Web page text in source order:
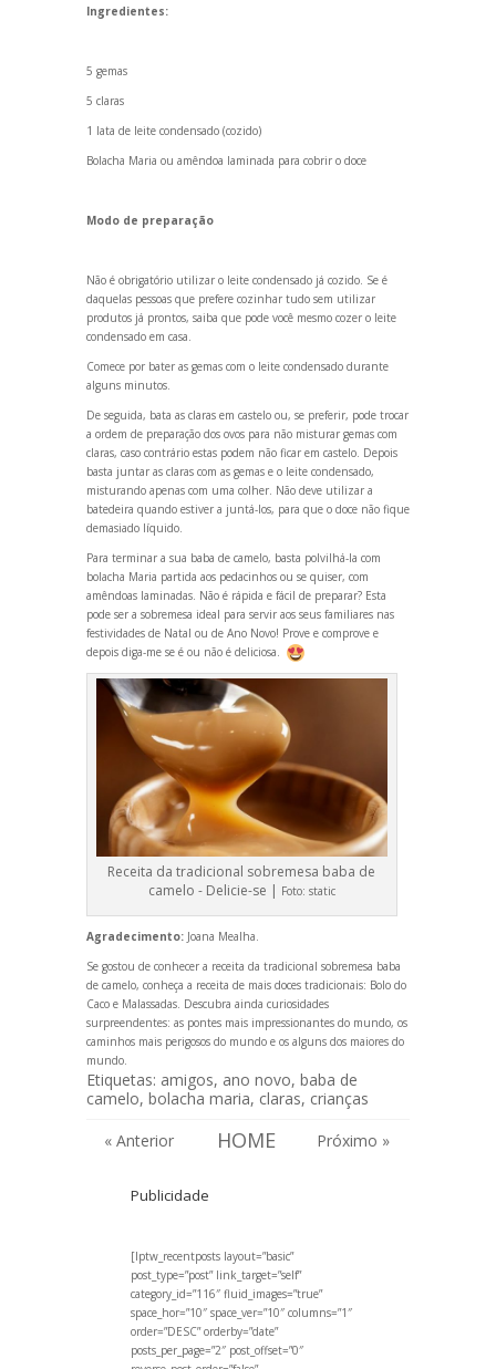
Ingredientes:
5 gemas
5 claras
1 lata de leite condensado (cozido)
Bolacha Maria ou amêndoa laminada para cobrir o doce
Modo de preparação
Não é obrigatório utilizar o leite condensado já cozido. Se é
daquelas pessoas que prefere cozinhar tudo sem utilizar
produtos já prontos, saiba que pode você mesmo cozer o leite
condensado em casa.
Comece por bater as gemas com o leite condensado durante
alguns minutos.
De seguida, bata as claras em castelo ou, se preferir, pode trocar
a ordem de preparação dos ovos para não misturar gemas com
claras, caso contrário estas podem não ficar em castelo. Depois
basta juntar as claras com as gemas e o leite condensado,
misturando apenas com uma colher. Não deve utilizar a
batedeira quando estiver a juntá-los, para que o doce não fique
demasiado líquido.
Para terminar a sua baba de camelo, basta polvilhá-la com
bolacha Maria partida aos pedacinhos ou se quiser, com
amêndoas laminadas. Não é rápida e fácil de preparar? Esta
pode ser a sobremesa ideal para servir aos seus familiares nas
festividades de Natal ou de Ano Novo! Prove e comprove e
depois diga-me se é ou não é deliciosa.
Receita da tradicional sobremesa baba de
camelo - Delicie-se | Foto: static
Agradecimento:Joana Mealha.
Se gostou de conhecer a receita da tradicional sobremesa baba
de camelo, conheça a receita de mais doces tradicionais: Bolo do
Cacoe Malassadas. Descubra ainda curiosidades
surpreendentes: as pontes mais impressionantes do mundo, os
caminhos mais perigosos do mundoe os alguns dos maiores do
mundo.
Etiquetas: amigos, ano novo, baba de
camelo, bolacha maria, claras, crianças
« Anterior
HOME Próximo »
Publicidade
[lptw_recentposts layout=”basic”
post_type=”post” link_target=”self”
category_id=”116″ fluid_images=”true”
space_hor=”10″ space_ver=”10″ columns=”1″
order=”DESC” orderby=”date”
posts_per_page=”2″ post_offset=”0″